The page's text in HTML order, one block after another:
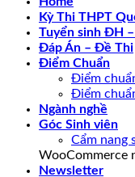
Kỳ Thi THPT
Tuyển sinh ĐH
Đáp Án – Đề Thi
Điểm Chuẩn
Điểm
Điểm
Ngành nghề
Góc Sinh viên
Cẩm nang
WooCommerce
Newsletter